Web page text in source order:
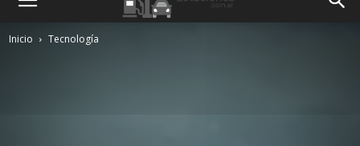
Inicio Tecnología